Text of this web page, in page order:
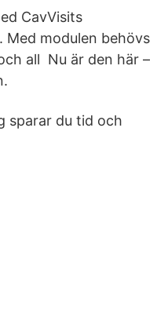
CavVisits
Med modulen behövs
all Nu är den här –
sparar du tid och